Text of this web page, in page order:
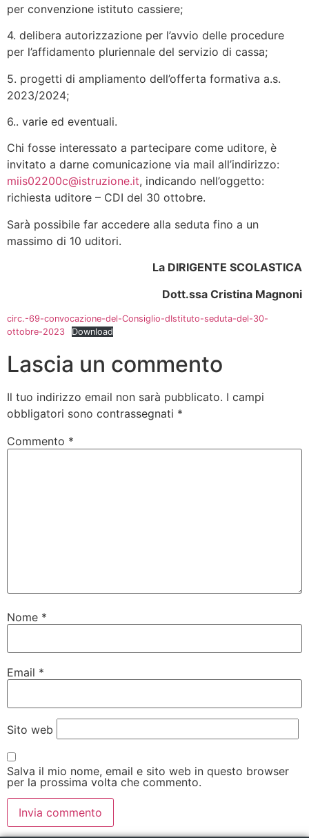
per convenzione istituto cassiere;
4. delibera autorizzazione per l’avvio delle procedure
per l’affidamento pluriennale del servizio di cassa;
5. progetti di ampliamento dell’offerta formativa a.s.
2023/2024;
6.. varie ed eventuali.
Chi fosse interessato a partecipare come uditore, è
invitato a darne comunicazione via mail all’indirizzo:
miis02200c@istruzione.it, indicando nell’oggetto:
richiesta uditore – CDI del 30 ottobre.
Sarà possibile far accedere alla seduta fino a un
massimo di 10 uditori.
La DIRIGENTE SCOLASTICA
Dott.ssa Cristina Magnoni
circ.-69-convocazione-del-Consiglio-dIstituto-seduta-del-30-
ottobre-2023
Download
Lascia un commento
Il tuo indirizzo email non sarà pubblicato. I campi
obbligatori sono contrassegnati *
Commento *
Nome *
Email *
Sito web
Salva il mio nome, email e sito web in questo browser
per la prossima volta che commento.